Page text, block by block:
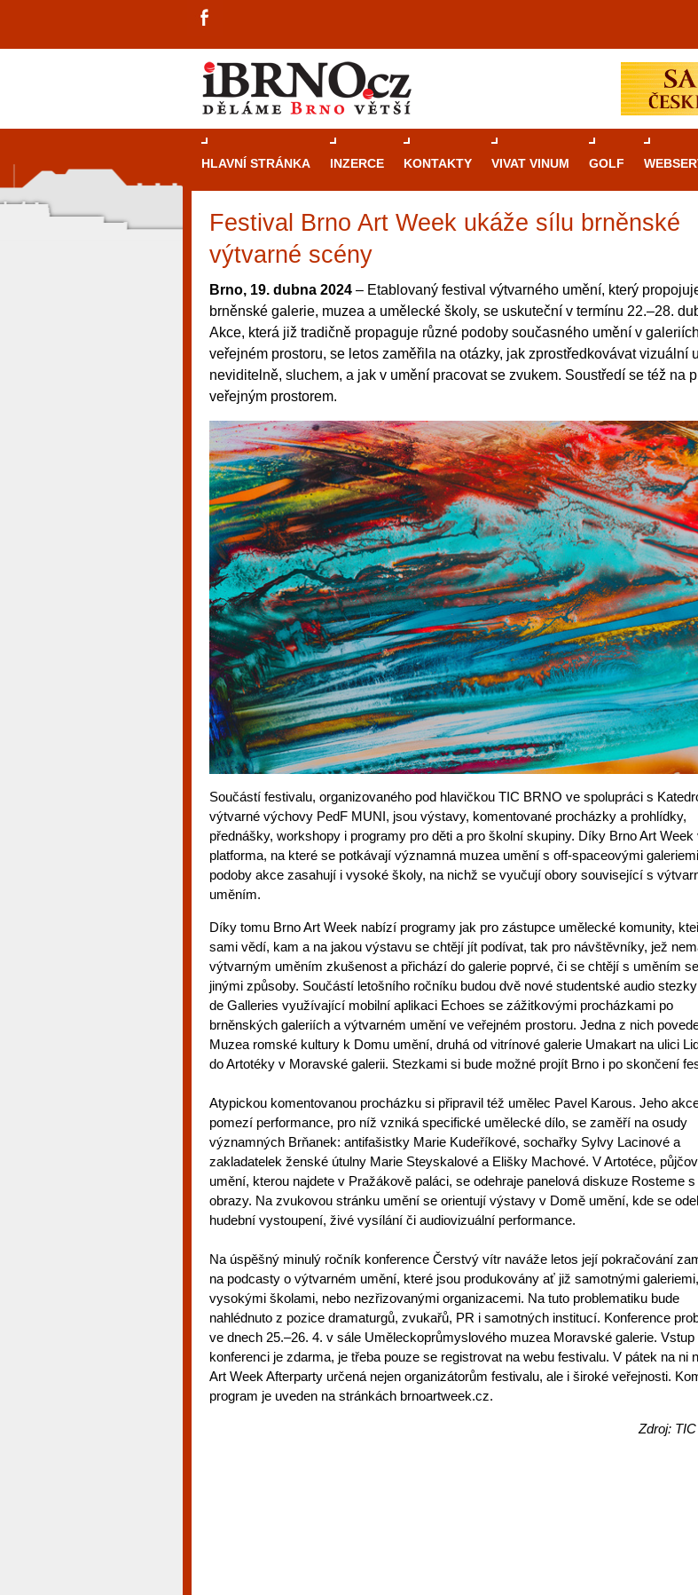
HLAVNÍ STRÁNKA INZERCE KONTAKTY VIVAT VINUM GOLF
Festival Brno Art Week ukáže sílu brněnské
výtvarné scény
Brno, 19. dubna 2024 – Etablovaný festival výtvarného umění, který
brněnské galerie, muzea a umělecké školy, se uskuteční v termínu 22.–28.
Akce, která již tradičně propaguje různé podoby současného umění v
veřejném prostoru, se letos zaměřila na otázky, jak zprostředkovávat vizuální
neviditelně, sluchem, a jak v umění pracovat se zvukem. Soustředí se též na
veřejným prostorem.
Součástí festivalu, organizovaného pod hlavičkou TIC BRNO ve spolupráci s
výtvarné výchovy PedF MUNI, jsou výstavy, komentované procházky a prohlídky,
přednášky, workshopy i programy pro děti a pro školní skupiny. Díky Brno Art Week
platforma, na které se potkávají významná muzea umění s off-spaceovými
podoby akce zasahují i vysoké školy, na nichž se vyučují obory související s
uměním.
Díky tomu Brno Art Week nabízí programy jak pro zástupce umělecké komunity,
sami vědí, kam a na jakou výstavu se chtějí jít podívat, tak pro návštěvníky, jež
výtvarným uměním zkušenost a přichází do galerie poprvé, či se chtějí s uměním
jinými způsoby. Součástí letošního ročníku budou dvě nové studentské audio stezky
de Galleries využívající mobilní aplikaci Echoes se zážitkovými procházkami po
brněnských galeriích a výtvarném umění ve veřejném prostoru. Jedna z nich
Muzea romské kultury k Domu umění, druhá od vitrínové galerie Umakart na ulici
do Artotéky v Moravské galerii. Stezkami si bude možné projít Brno i po skončení
Atypickou komentovanou procházku si připravil též umělec Pavel Karous. Jeho
pomezí performance, pro níž vzniká specifické umělecké dílo, se zaměří na osudy
významných Brňanek: antifašistky Marie Kudeříkové, sochařky Sylvy Lacinové a
zakladatelek ženské útulny Marie Steyskalové a Elišky Machové. V Artotéce,
umění, kterou najdete v Pražákově paláci, se odehraje panelová diskuze Rosteme s
obrazy. Na zvukovou stránku umění se orientují výstavy v Domě umění, kde se
hudební vystoupení, živé vysílání či audiovizuální performance.
Na úspěšný minulý ročník konference Čerstvý vítr naváže letos její pokračování
na podcasty o výtvarném umění, které jsou produkovány ať již samotnými galeriemi,
vysokými školami, nebo nezřizovanými organizacemi. Na tuto problematiku bude
nahlédnuto z pozice dramaturgů, zvukařů, PR i samotných institucí. Konference
ve dnech 25.–26. 4. v sále Uměleckoprůmyslového muzea Moravské galerie. Vstup
konferenci je zdarma, je třeba pouze se registrovat na webu festivalu. V pátek na ni
Art Week Afterparty určená nejen organizátorům festivalu, ale i široké veřejnosti.
program je uveden na stránkách brnoartweek.cz.
Zdroj:
Průvodcekasinovými hrami v
Brno je městem známým pro zajímavé
restaurace, divadla a univerzity. Mimo jiné je
místem, kde si můžete legálně a bezpečně
různé kasinové hry. V neustále kvetoucí
metropoli naleznete širokou nabídku her od
rulety až po moderní automaty jak pro
návštěvníky, tak pro příležitostné hráče. V...